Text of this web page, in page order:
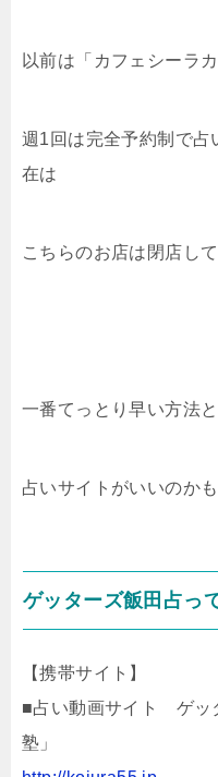
以前は「カフェシーラ
週1回は完全予約制で占
在は
こちらのお店は閉店し
一番てっとり早い方法
占いサイトがいいのか
ゲッターズ飯田占っ
【携帯サイト】
■占い動画サイト ゲッ
塾」